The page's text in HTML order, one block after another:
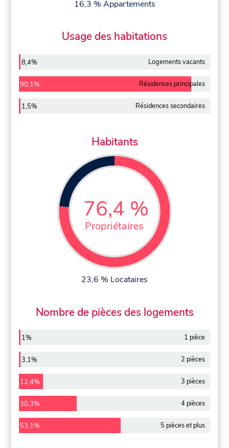
16,3 % Appartements
Usage des habitations
8,4% Logements vacants
90,1% Résidences principales
1,5% Résidences secondaires
Habitants
76,4 %
Propriétaires
23,6 % Locataires
Nombre de pièces des logements
1% 1 pièce
3,1% 2 pièces
12,4% 3 pièces
30,3% 4 pièces
53,1% 5 pièces et plus